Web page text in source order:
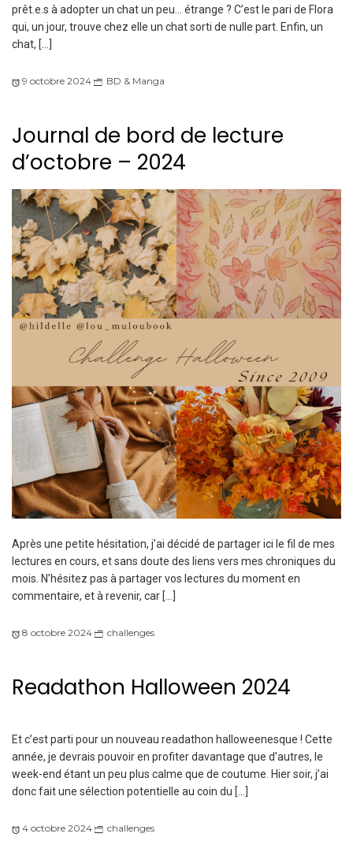
prêt.e.s à adopter un chat un peu… étrange ? C’est le pari de Flora
qui, un jour, trouve chez elle un chat sorti de nulle part. Enfin, un
chat, […]
9 octobre 2024 BD & Manga
Journal de bord de lecture
d’octobre – 2024
Après une petite hésitation, j’ai décidé de partager ici le fil de mes
lectures en cours, et sans doute des liens vers mes chroniques du
mois. N’hésitez pas à partager vos lectures du moment en
commentaire, et à revenir, car […]
8 octobre 2024 challenges
Readathon Halloween 2024
Et c’est parti pour un nouveau readathon halloweenesque ! Cette
année, je devrais pouvoir en profiter davantage que d’autres, le
week-end étant un peu plus calme que de coutume. Hier soir, j’ai
donc fait une sélection potentielle au coin du […]
4 octobre 2024 challenges